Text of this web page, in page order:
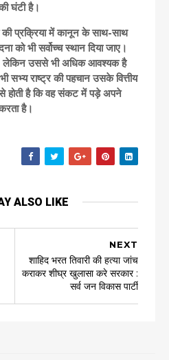
घंटी है।
प्रक्रिया में कानून के साथ-साथ
को भी सर्वोच्च स्थान दिया जाए।
उससे भी अधिक आवश्यक है
सभ्य राष्ट्र की पहचान उसके वित्तीय
होती है कि वह संकट में पड़े अपने
है।
ALSO LIKE
NEXT
शाहिद भरत तिवारी की हत्या जांच
कराकर शीघ्र खुलासा करे सरकार :
सर्व जन विकास पार्टी